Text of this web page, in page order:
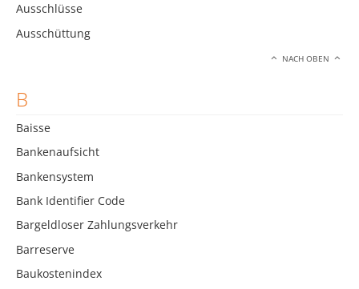
Ausschlüsse
Ausschüttung
NACH OBEN
B
Baisse
Bankenaufsicht
Bankensystem
Bank Identifier Code
Bargeldloser Zahlungsverkehr
Barreserve
Baukostenindex